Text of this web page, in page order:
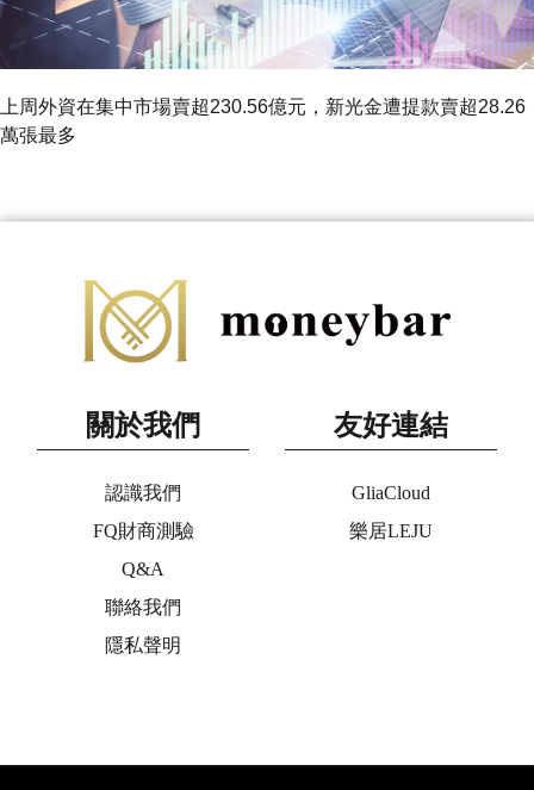
上周外資在集中市場賣超230.56億元，新光金遭提款賣超28.26
萬張最多
關於我們
認識我們
FQ財商測驗
Q&A
聯絡我們
隱私聲明
友好連結
GliaCloud
樂居LEJU